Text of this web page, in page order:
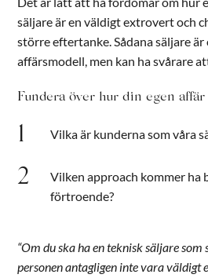
säljare är en väldigt extrovert och
större eftertanke. Sådana säljare
affärsmodell, men kan ha svårare
Fundera över hur din egen
Vilka är kunderna som våra
Vilken approach kommer ha
förtroende?
“Om du ska ha en teknisk säljare
personen antagligen inte vara